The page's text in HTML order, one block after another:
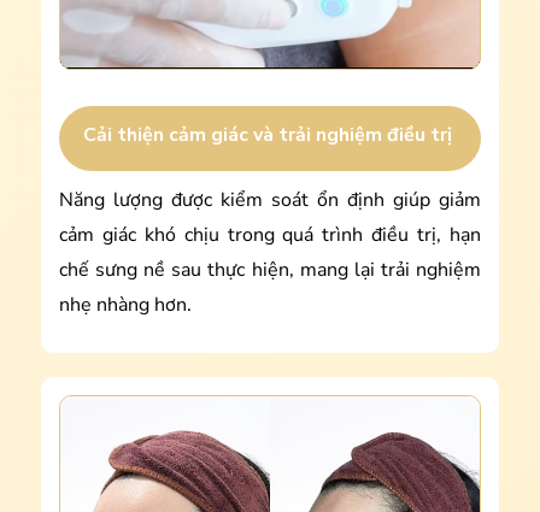
Cải thiện cảm giác và trải nghiệm điều trị
Năng lượng được kiểm soát ổn định giúp giảm
cảm giác khó chịu trong quá trình điều trị, hạn
chế sưng nề sau thực hiện, mang lại trải nghiệm
nhẹ nhàng hơn.